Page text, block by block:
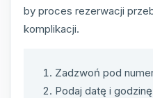
by proces rezerwacji
komplikacji.
Zadzwoń pod
Podaj datę i